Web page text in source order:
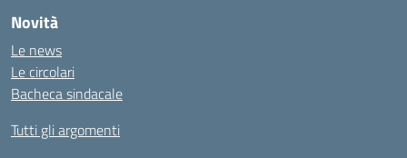
Novità
Le news
Le circolari
Bacheca sindacale
Tutti gli argomenti